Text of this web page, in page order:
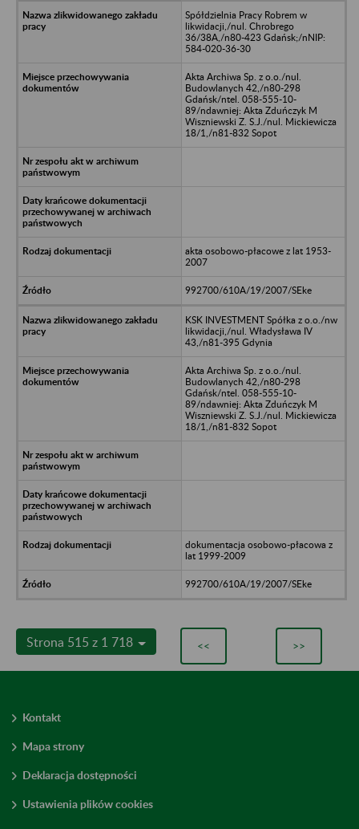
Spółdzielnia Pracy Robrem w
likwidacji,/nul. Chrobrego
36/38A,/n80-423 Gdańsk;/nNIP:
584-020-36-30
Akta Archiwa Sp. z o.o./nul.
Budowlanych 42,/n80-298
Gdańsk/ntel. 058-555-10-
89/ndawniej: Akta Zduńczyk M
Wiszniewski Z. S.J./nul. Mickiewicza
18/1,/n81-832 Sopot
akta osobowo-płacowe z lat 1953-
2007
992700/610A/19/2007/SEke
KSK INVESTMENT Spółka z o.o./nw
likwidacji,/nul. Władysława IV
43,/n81-395 Gdynia
Akta Archiwa Sp. z o.o./nul.
Budowlanych 42,/n80-298
Gdańsk/ntel. 058-555-10-
89/ndawniej: Akta Zduńczyk M
Wiszniewski Z. S.J./nul. Mickiewicza
18/1,/n81-832 Sopot
dokumentacja osobowo-płacowa z
lat 1999-2009
992700/610A/19/2007/SEke
Strona 515 z 1 718 << >>
Kontakt
Mapa strony
Deklaracja dostępności
Ustawienia plików cookies